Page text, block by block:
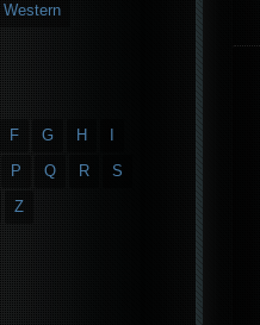
Western
F G H
P Q R
S
Z